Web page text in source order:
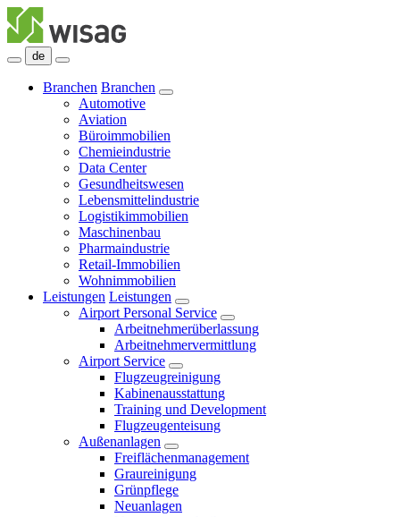
de
Branchen Branchen
Automotive
Aviation
Büroimmobilien
Chemieindustrie
Data Center
Gesundheitswesen
Lebensmittelindustrie
Logistikimmobilien
Maschinenbau
Pharmaindustrie
Retail-Immobilien
Wohnimmobilien
Leistungen Leistungen
Airport Personal Service
Arbeitnehmerüberlassung
Arbeitnehmervermittlung
Airport Service
Flugzeugreinigung
Kabinenausstattung
Training und Development
Flugzeugenteisung
Außenanlagen
Freiflächenmanagement
Graureinigung
Grünpflege
Neuanlagen